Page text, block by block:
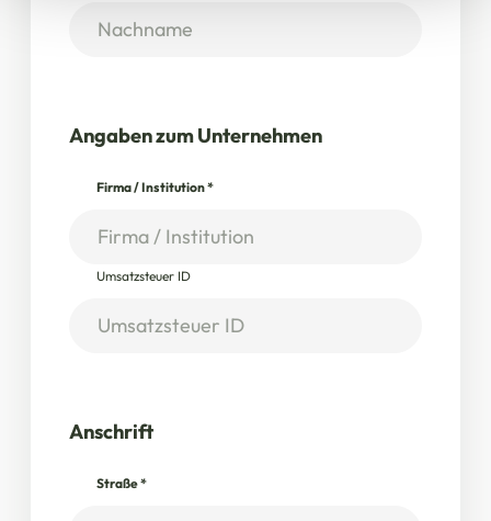
Angaben zum Unternehmen
Firma / Institution*
Umsatzsteuer ID
Anschrift
Straße*